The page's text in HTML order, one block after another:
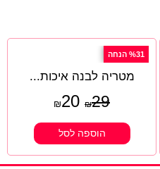
%31 הנחה
₪29
₪20
הוספה לסל